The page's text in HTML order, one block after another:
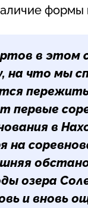
формы
в этом
на что мы
в
озера
и вновь